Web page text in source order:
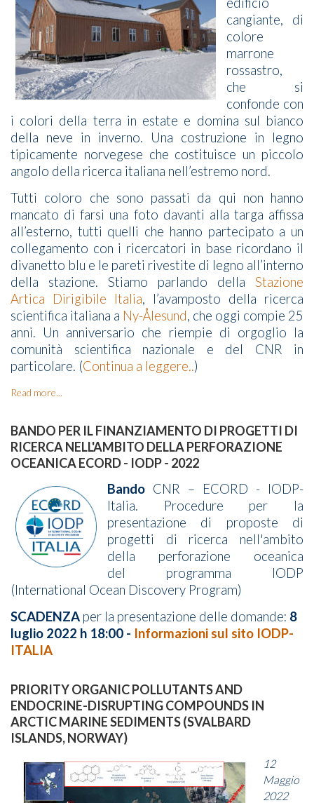
cangiante, di
colore
marrone
rossastro,
che si
confonde con
i colori della terra in estate e domina sul bianco
della neve in inverno. Una costruzione in legno
tipicamente norvegese che costituisce un piccolo
angolo della ricerca italiana nell’estremo nord.
Tutti coloro che sono passati da qui non hanno
mancato di farsi una foto davanti alla targa affissa
all’esterno, tutti quelli che hanno partecipato a un
collegamento con i ricercatori in base ricordano il
divanetto blu e le pareti rivestite di legno all’interno
della stazione. Stiamo parlando della Stazione
Artica Dirigibile Italia, l’avamposto della ricerca
scientifica italiana a Ny-Ålesund, che oggi compie 25
anni. Un anniversario che riempie di orgoglio la
comunità scientifica nazionale e del CNR in
particolare. (Continua a leggere..)
Read more...
BANDO PER IL FINANZIAMENTO DI PROGETTI DI
RICERCA NELL'AMBITO DELLA PERFORAZIONE
OCEANICA ECORD - IODP - 2022
Bando CNR – ECORD - IODP-
Italia. Procedure per la
presentazione di proposte di
progetti di ricerca nell'ambito
della perforazione oceanica
del programma IODP
(International Ocean Discovery Program)
SCADENZA per la presentazione delle domande: 8
luglio 2022 h 18:00 - Informazioni sul sito IODP-
ITALIA
PRIORITY ORGANIC POLLUTANTS AND
ENDOCRINE-DISRUPTING COMPOUNDS IN
ARCTIC MARINE SEDIMENTS (SVALBARD
ISLANDS, NORWAY)
12
Maggio
2022